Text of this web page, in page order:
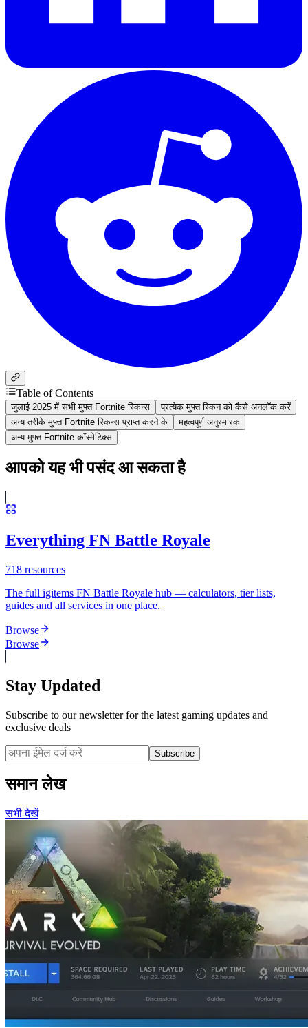
Table of Contents
जुलाई 2025 में सभी मुफ्त Fortnite स्किन्स
प्रत्येक मुफ्त स्किन को कैसे अनलॉक करें
अन्य तरीके मुफ्त Fortnite स्किन्स प्राप्त करने के
महत्वपूर्ण अनुस्मारक
अन्य मुफ्त Fortnite कॉस्मेटिक्स
आपको यह भी पसंद आ सकता है
Everything FN Battle Royale
718 resources
The full igitems FN Battle Royale hub — calculators, tier lists,
guides and all services in one place.
Browse
Browse
Stay Updated
Subscribe to our newsletter for the latest gaming updates and
exclusive deals
Subscribe
समान लेख
सभी देखें